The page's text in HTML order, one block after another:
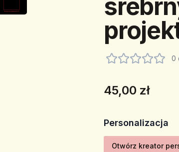
0
45,00 zł
Personalizacja
Otwórz kreator